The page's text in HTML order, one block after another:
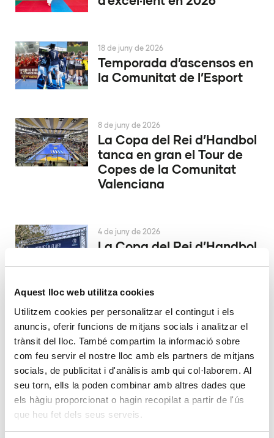
Aquest lloc web utilitza cookies
Utilitzem cookies per personalitzar el contingut i els
anuncis, oferir funcions de mitjans socials i analitzar el
trànsit del lloc. També compartim la informació sobre
com feu servir el nostre lloc amb els partners de mitjans
socials, de publicitat i d'anàlisis amb qui col·laborem. Al
seu torn, ells la poden combinar amb altres dades que
els hàgiu proporcionat o hagin recopilat a partir de l'ús
que heu fet dels seus serveis.
Temporada d’ascensos en
la Comunitat de l’Esport
18 de juny de 2026
La Copa del Rei d’Handbol
tanca en gran el Tour de
Copes de la Comunitat
Valenciana
8 de juny de 2026
La Copa del Rei d’Handbol
4 de juny de 2026
El València Club d’Hoquei
ascendix a la màxima
catogoría
29 de maig de 2026
El València Club d’Hoquei,
a brindar el tercer ascens
28 de maig de 2026